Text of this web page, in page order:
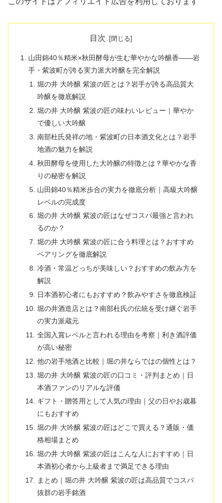
目次
山田錦40％精米×秋田酵母が生む華やかな吟醸香――岩
手・紫波町が誇る実力派大吟醸を完全解説
堀の井 大吟醸 紫波の匠とは？岩手が誇る高品質大
吟醸を徹底解説
堀の井 大吟醸 紫波の匠の味わいレビュー｜華やか
で優しい大吟醸
南部杜氏発祥の地・紫波町の日本酒文化とは？岩手
地酒の魅力を解説
秋田酵母を使用した大吟醸の特徴とは？華やかな香
りの秘密を解説
山田錦40％精米歩合の実力を徹底分析｜高級大吟醸
レベルの完成度
堀の井 大吟醸 紫波の匠はなぜコスパ最強と言われ
るのか？
堀の井 大吟醸 紫波の匠に合う料理とは？おすすめ
ペアリングを徹底解説
冷酒・常温どっちが美味しい？おすすめの飲み方を
解説
日本酒初心者にもおすすめ？飲みやすさを徹底検証
堀の井酒造店とは？南部杜氏の伝統を受け継ぐ岩手
の実力派蔵元
全国入賞レベルと言われる理由を考察｜利き酒評価
が高い秘密
他の岩手地酒と比較｜堀の井ならではの個性とは？
堀の井 大吟醸 紫波の匠の口コミ・評判まとめ｜日
本酒ファンのリアルな評価
ギフト・贈答用として人気の理由｜父の日やお歳暮
にもおすすめ
堀の井 大吟醸 紫波の匠はどこで買える？通販・価
格相場まとめ
堀の井 大吟醸 紫波の匠はこんな人におすすめ｜日
本酒初心者から上級者まで満足できる理由
まとめ｜堀の井 大吟醸 紫波の匠は高品質でコスパ
抜群の岩手銘酒